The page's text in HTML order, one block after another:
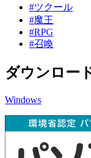
#ツクール
#魔王
#RPG
#召喚
ダウンロー
Windows